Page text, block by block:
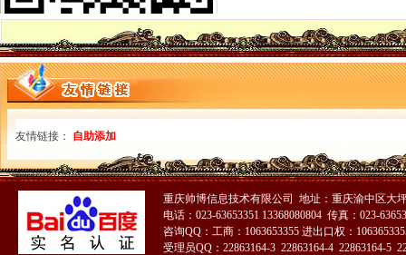
常发股份：2011年年度报告
重庆市人民工作报告（2015年1月18日奇帆）_中国经济网——
重庆市沙坪坝区人民工作报告.doc
重庆_中国简况_中国网
2015年重庆市工作报告(全文)_公考大赢家_新浪博客
重庆市四届人大三次会议开幕式-蔡律-职业日志-价值中国网
雷科防务：重大资产出售暨关联交易报告书（草案）--新闻频道-大智慧
常州市国民经济和发展第十三个五年规划纲要_两会政策库_2017
张家口2吨耐酸碱化粪池一体化污水处理化粪池农村改造化粪池_·一体
江苏房地产土地估价与资产评估有限公司.doc-房地产-文档在线
2015年重庆市工作报告-第2页-礼拜五书网
通化10T防腐蚀污水储罐盐酸储罐废液处理成套系统_塑料水箱平底水
友情链接： 自助添加
重庆帅博信息技术有限公司 地址：重庆渝中区大
电话：023-63653351 13368080804 传真：023-
咨询QQ：工商：1063653355 进出口权：
受理员QQ：22863164-3 22863164-4 22863164-5